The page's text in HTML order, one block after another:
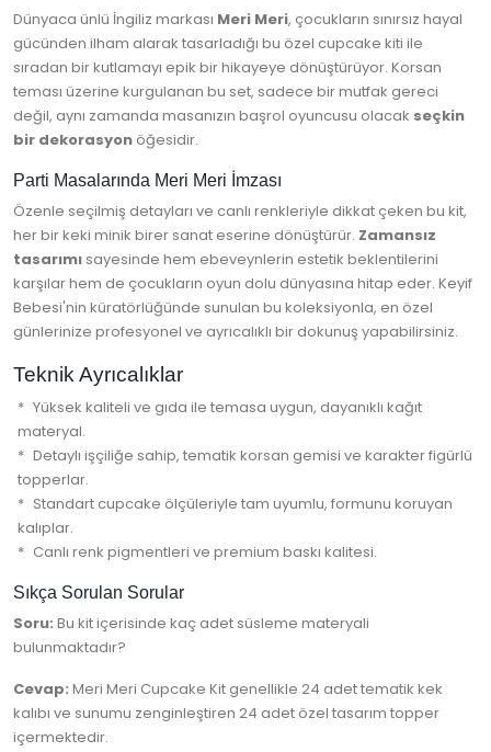
Dünyaca ünlü İngiliz markası Meri Meri, çocukların sınırsız hayal
gücünden ilham alarak tasarladığı bu özel cupcake kiti ile
sıradan bir kutlamayı epik bir hikayeye dönüştürüyor. Korsan
teması üzerine kurgulanan bu set, sadece bir mutfak gereci
değil, aynı zamanda masanızın başrol oyuncusu olacak seçkin
bir dekorasyon öğesidir.
Parti Masalarında Meri Meri İmzası
Özenle seçilmiş detayları ve canlı renkleriyle dikkat çeken bu kit,
her bir keki minik birer sanat eserine dönüştürür. Zamansız
tasarımı sayesinde hem ebeveynlerin estetik beklentilerini
karşılar hem de çocukların oyun dolu dünyasına hitap eder. Keyif
Bebesi'nin küratörlüğünde sunulan bu koleksiyonla, en özel
günlerinize profesyonel ve ayrıcalıklı bir dokunuş yapabilirsiniz.
Teknik Ayrıcalıklar
Yüksek kaliteli ve gıda ile temasa uygun, dayanıklı kağıt
materyal.
Detaylı işçiliğe sahip, tematik korsan gemisi ve karakter figürlü
topperlar.
Standart cupcake ölçüleriyle tam uyumlu, formunu koruyan
kalıplar.
Canlı renk pigmentleri ve premium baskı kalitesi.
Sıkça Sorulan Sorular
Soru: Bu kit içerisinde kaç adet süsleme materyali
bulunmaktadır?
Cevap: Meri Meri Cupcake Kit genellikle 24 adet tematik kek
kalıbı ve sunumu zenginleştiren 24 adet özel tasarım topper
içermektedir.